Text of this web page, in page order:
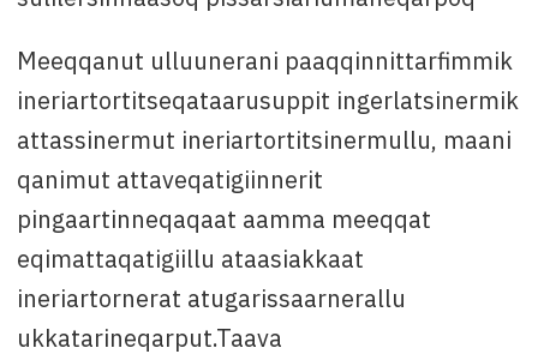
Meeqqanut ulluunerani paaqqinnittarfimmik
ineriartortitseqataarusuppit ingerlatsinermik
attassinermut ineriartortitsinermullu, maani
qanimut attaveqatigiinnerit
pingaartinneqaqaat aamma meeqqat
eqimattaqatigiillu ataasiakkaat
ineriartornerat atugarissaarnerallu
ukkatarineqarput.Taava